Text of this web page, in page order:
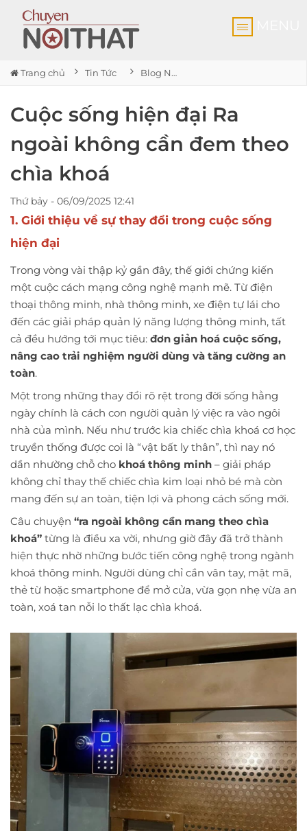
Trang chủ Tin Tức Blog Nội thất
Cuộc sống hiện đại Ra
ngoài không cần đem theo
chìa khoá
Thứ bảy - 06/09/2025 12:41
1. Giới thiệu về sự thay đổi trong cuộc sống
hiện đại
Trong vòng vài thập kỷ gần đây, thế giới chứng kiến
một cuộc cách mạng công nghệ mạnh mẽ. Từ điện
thoại thông minh, nhà thông minh, xe điện tự lái cho
đến các giải pháp quản lý năng lượng thông minh, tất
cả đều hướng tới mục tiêu: đơn giản hoá cuộc sống,
nâng cao trải nghiệm người dùng và tăng cường an
toàn.
Một trong những thay đổi rõ rệt trong đời sống hằng
ngày chính là cách con người quản lý việc ra vào ngôi
nhà của mình. Nếu như trước kia chiếc chìa khoá cơ học
truyền thống được coi là “vật bất ly thân”, thì nay nó
dần nhường chỗ cho khoá thông minh – giải pháp
không chỉ thay thế chiếc chìa kim loại nhỏ bé mà còn
mang đến sự an toàn, tiện lợi và phong cách sống mới.
Câu chuyện “ra ngoài không cần mang theo chìa
khoá” từng là điều xa vời, nhưng giờ đây đã trở thành
hiện thực nhờ những bước tiến công nghệ trong ngành
khoá thông minh. Người dùng chỉ cần vân tay, mật mã,
thẻ từ hoặc smartphone để mở cửa, vừa gọn nhẹ vừa an
toàn, xoá tan nỗi lo thất lạc chìa khoá.